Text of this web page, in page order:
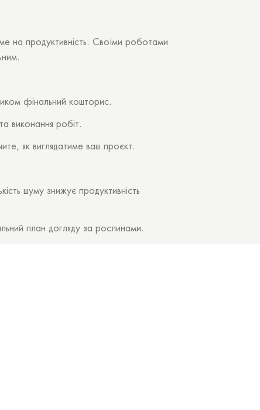
на продуктивність. Своїми роботами
фінальний кошторис.
виконання робіт.
як виглядатиме ваш проєкт.
шуму знижує продуктивність
план догляду за рослинами.